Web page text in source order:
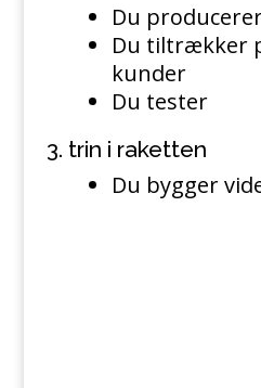
Du
Du tiltrækker
kunder
Du tester
3. trin i raketten
Du bygger